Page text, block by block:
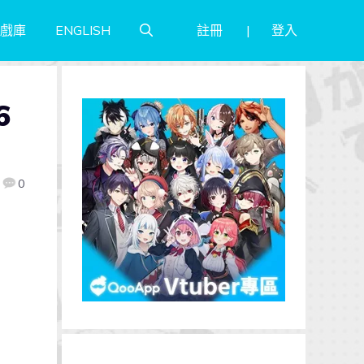
庫 ENGLISH 註冊 登入
0